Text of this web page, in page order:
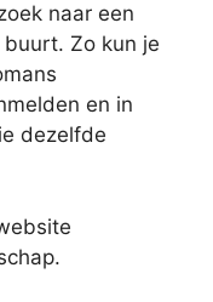
naar een
Zo kun je
en in
dezelfde